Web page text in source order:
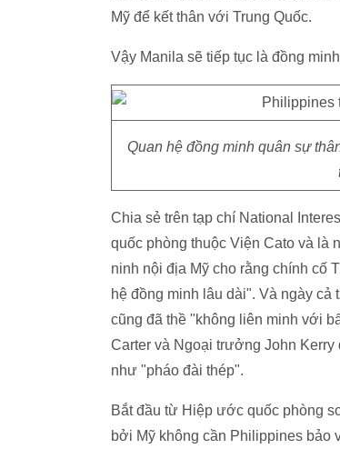
Mỹ để kết thân với Trung Quốc.
Vậy Manila sẽ tiếp tục là đồng
Quan hệ đồng minh quân sự
Chia sẻ trên tạp chí National
quốc phòng thuộc Viện Cato và là
ninh nội địa Mỹ cho rằng chính cố
hệ đồng minh lâu dài". Và ngày
cũng đã thề "không liên minh với
Carter và Ngoại trưởng John
như "pháo đài thép".
Bắt đầu từ Hiệp ước quốc phòng
bởi Mỹ không cần Philippines bảo